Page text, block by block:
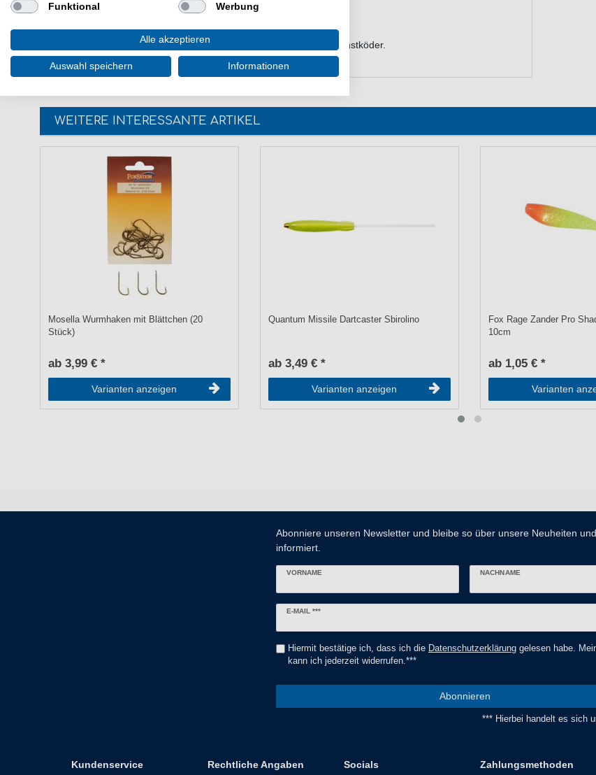
Diese Behr Schnellwechselwirbel sind Spezial Einhängeclips für Kunstköder.
WEITERE INTERESSANTE ARTIKEL
Mosella Wurmhaken mit Blättchen (20
Stück)
ab 3,99 € *
Varianten anzeigen
Quantum Missile Dartcaster Sbirolino
ab 3,49 € *
Varianten anzeigen
Fox Rage Zander Pro
10cm
ab 1,05 € *
Varianten
Abonniere unseren Newsletter und bleibe so über unsere Neuheiten
informiert.
VORNAME NACHNAME
E-MAIL ***
Newsletter
Hiermit bestätige ich, dass ich die Daten­schutz­erklärung gelesen habe.
kann ich jederzeit widerrufen.***
Abonnieren
*** Hierbei handelt es sich
Kundenservice Rechtliche Angaben Socials Zahlungsmethoden
Funktional Werbung
Alle akzeptieren
Auswahl speichern Informationen